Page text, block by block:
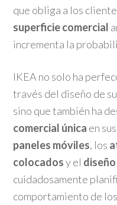
que obliga a los
superficie comercial
incrementa la
IKEA no solo ha
través del diseño de
sino que también ha
comercial única en
paneles móviles, los
colocadosy el
cuidadosamente
comportamiento de